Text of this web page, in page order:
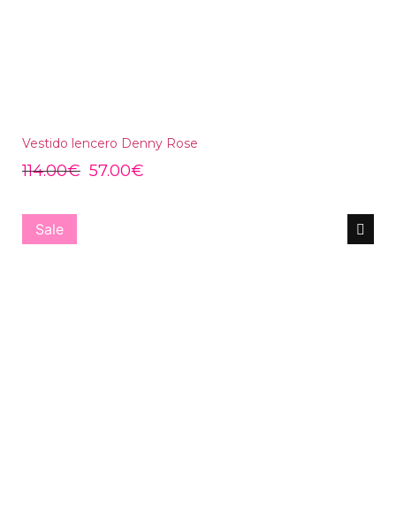
Vestido lencero Denny Rose
114.00€ 57.00€
Sale